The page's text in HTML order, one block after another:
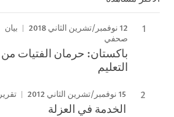
12 نوفمبر/تشرين الثاني 2018
بيان
صحفي
باكستان: حرمان الفتيات من
التعليم
15 نوفمبر/تشرين الثاني 2012 تقرير
الخدمة في العزلة